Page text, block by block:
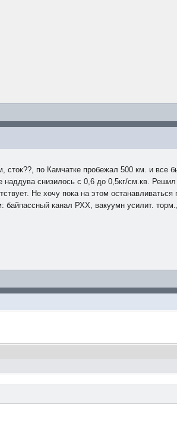
сток??, по Камчатке пробежал 500 км. и
снизилось с 0,6 до 0,5кг/cм.кв.
Не хочу пока на этом
канал РХХ, вакуумн усилит.